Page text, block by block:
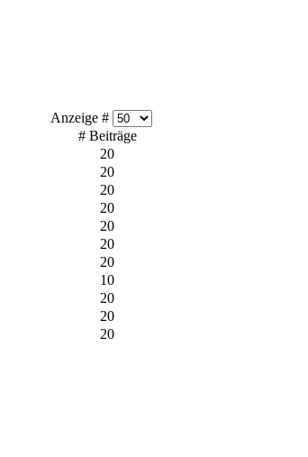
Anzeige #
# Beiträge
20
20
20
20
20
20
20
10
20
20
20